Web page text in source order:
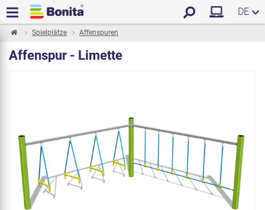
DE
Spielplätze Affenspuren
Affenspur - Limette